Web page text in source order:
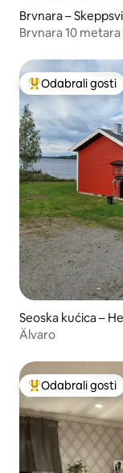
Brvnara –
Brvnara 10
Među najviše
Odabrali gosti
Seoska kućica –
Älvaro
Među najviše
Odabrali gosti